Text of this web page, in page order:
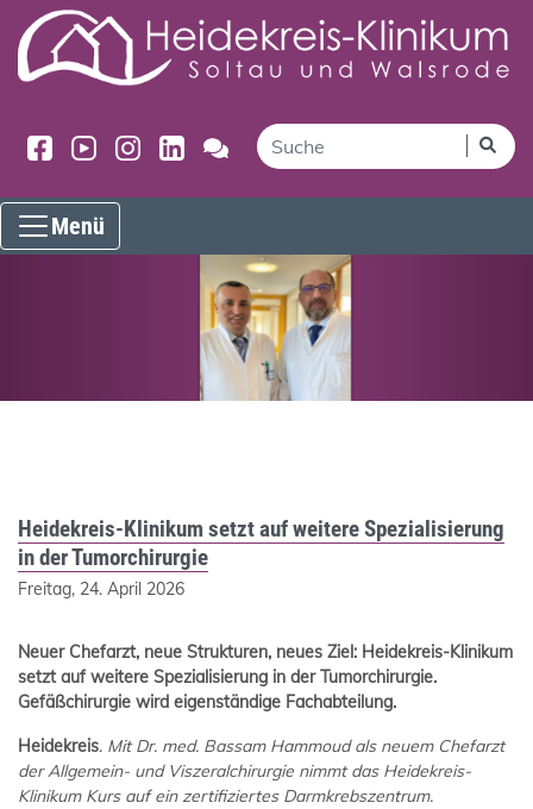
Menü
Heidekreis-Klinikum setzt auf weitere Spezialisierung
in der Tumorchirurgie
Freitag, 24. April 2026
Neuer Chefarzt, neue Strukturen, neues Ziel: Heidekreis-Klinikum
setzt auf weitere Spezialisierung in der Tumorchirurgie.
Gefäßchirurgie wird eigenständige Fachabteilung.
Heidekreis. Mit Dr. med. Bassam Hammoud als neuem Chefarzt
der Allgemein- und Viszeralchirurgie nimmt das Heidekreis-
Klinikum Kurs auf ein zertifiziertes Darmkrebszentrum.